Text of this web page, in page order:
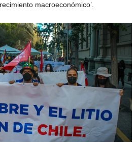
macroeconómico’.